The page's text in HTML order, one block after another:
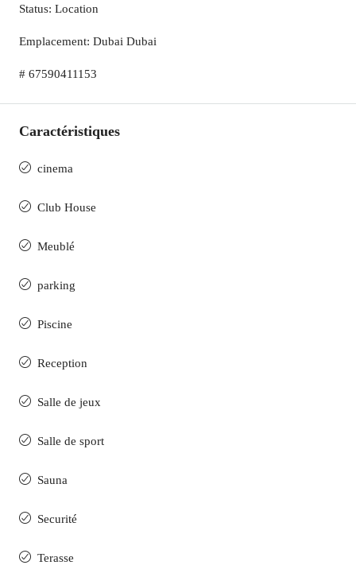
Status: Location
Emplacement: Dubai Dubai
# 67590411153
Caractéristiques
cinema
Club House
Meublé
parking
Piscine
Reception
Salle de jeux
Salle de sport
Sauna
Securité
Terasse